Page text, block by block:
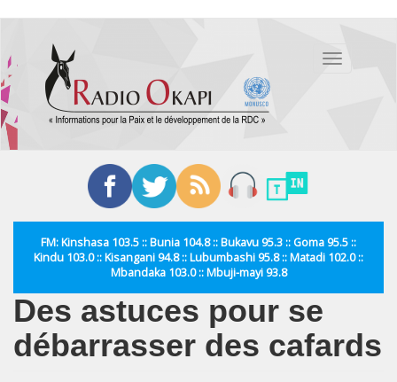
contenu
principal
Toggle
FM: Kinshasa 103.5 :: Bunia 104.8 :: Bukavu 95.3 :: Goma 95.5 ::
Kindu 103.0 :: Kisangani 94.8 :: Lubumbashi 95.8 :: Matadi 102.0 ::
Mbandaka 103.0 :: Mbuji-mayi 93.8
Des astuces pour se
débarrasser des cafards